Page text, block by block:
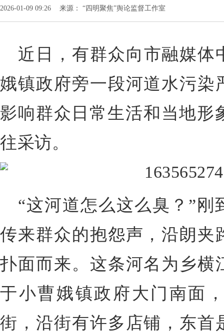
2026-01-09 09:26 来源： “四明聚焦”舆论监督工作室
近日，有群众向市融媒体
娥镇政府旁一段河道水污染
影响群众日常生活和当地形
往采访。
“这河道怎么这么臭？”
传来群众的抱怨声，沿朗夹
扑面而来。这条河名为乡横
于小曹娥镇政府大门南面
街，沿街有许多店铺，东首